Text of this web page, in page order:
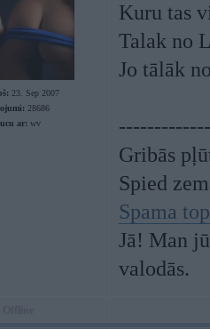
23. Sep 2007
28686
ar: wv
Kuru tas
Talak no
Jo tālāk
Gribās
Spied
Spama
Jā! Man
valodās.